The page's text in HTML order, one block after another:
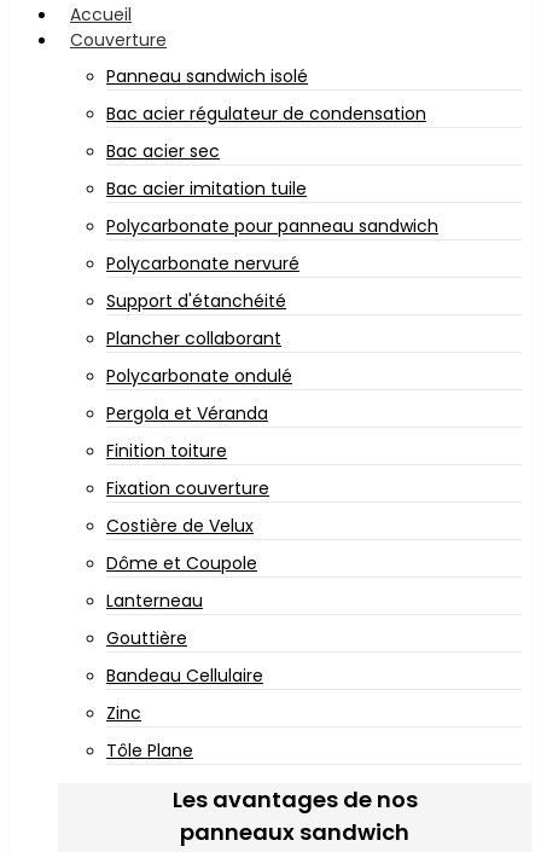
Accueil
Couverture
Panneau sandwich isolé
Bac acier régulateur de condensation
Bac acier sec
Bac acier imitation tuile
Polycarbonate pour panneau sandwich
Polycarbonate nervuré
Support d'étanchéité
Plancher collaborant
Polycarbonate ondulé
Pergola et Véranda
Finition toiture
Fixation couverture
Costière de Velux
Dôme et Coupole
Lanterneau
Gouttière
Bandeau Cellulaire
Zinc
Tôle Plane
Les avantages de nos
panneaux sandwich